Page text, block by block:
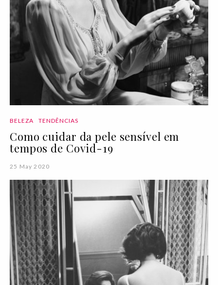
BELEZA TENDÊNCIAS
Como cuidar da pele sensível em
tempos de Covid-19
25 May 2020